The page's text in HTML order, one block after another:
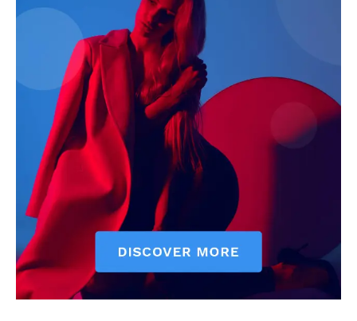
Contact us
Subscription Plans
My account